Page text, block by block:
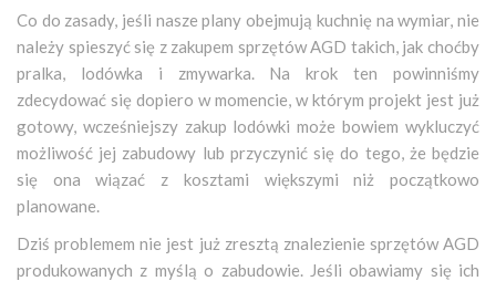
Co do zasady, jeśli nasze plany obejmują kuchnię na wymiar, nie
należy spieszyć się z zakupem sprzętów AGD takich, jak choćby
pralka, lodówka i zmywarka. Na krok ten powinniśmy
zdecydować się dopiero w momencie, w którym projekt jest już
gotowy, wcześniejszy zakup lodówki może bowiem wykluczyć
możliwość jej zabudowy lub przyczynić się do tego, że będzie
się ona wiązać z kosztami większymi niż początkowo
planowane.
Dziś problemem nie jest już zresztą znalezienie sprzętów AGD
produkowanych z myślą o zabudowie. Jeśli obawiamy się ich